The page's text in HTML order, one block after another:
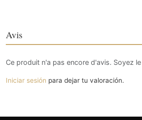
Avis
Ce produit n'a pas encore d'avis. Soyez
Iniciar sesión para dejar tu valoración.